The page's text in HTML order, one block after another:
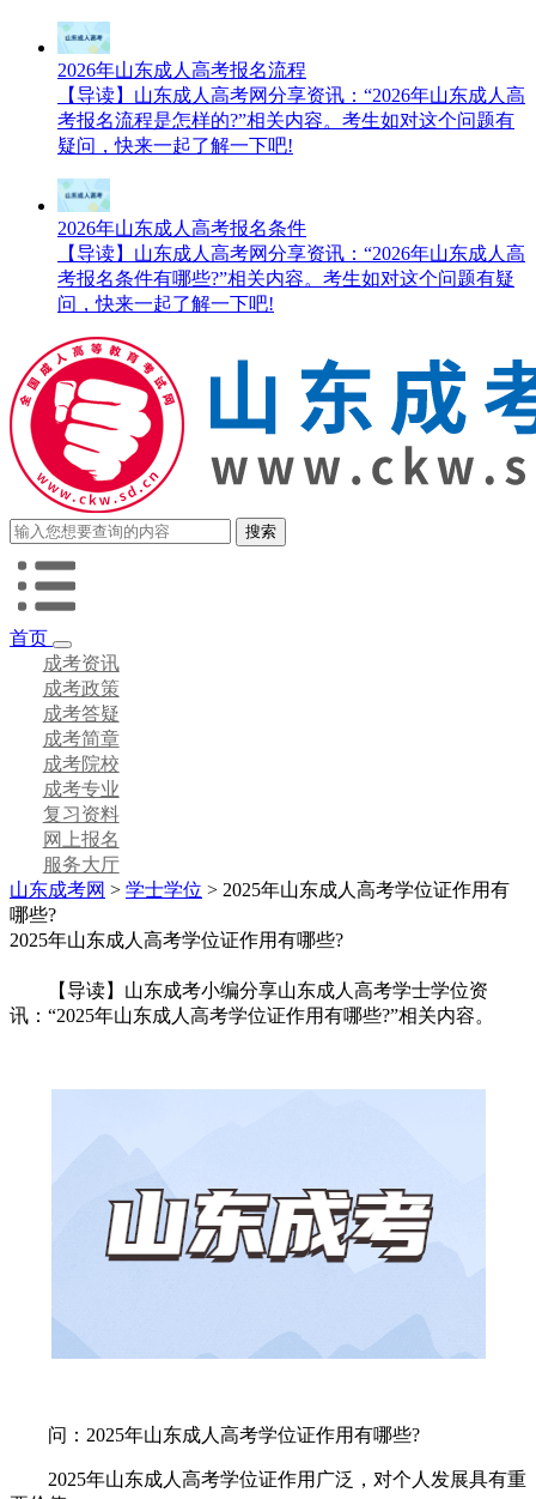
2026年山东成人高考报名流程
【导读】山东成人高考网分享资讯：“2026年山东成人高
考报名流程是怎样的?”相关内容。考生如对这个问题有
疑问，快来一起了解一下吧!
2026年山东成人高考报名条件
【导读】山东成人高考网分享资讯：“2026年山东成人高
考报名条件有哪些?”相关内容。考生如对这个问题有疑
问，快来一起了解一下吧!
首页
成考资讯
成考政策
成考答疑
成考简章
成考院校
成考专业
复习资料
网上报名
服务大厅
山东成考网 > 学士学位 > 2025年山东成人高考学位证作用有
哪些?
2025年山东成人高考学位证作用有哪些?
【导读】山东成考小编分享山东成人高考学士学位资
讯：“2025年山东成人高考学位证作用有哪些?”相关内容。
问：2025年山东成人高考学位证作用有哪些?
2025年山东成人高考学位证作用广泛，对个人发展具有重